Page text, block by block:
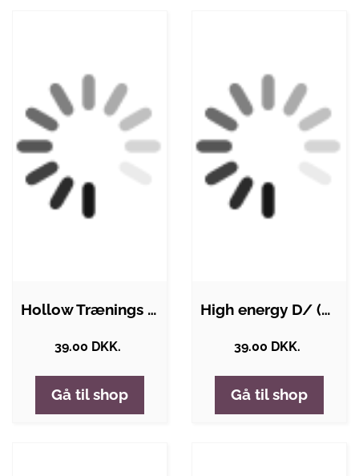
Hollow Trænings bolde 6-Pak
39.00 DKK.
Gå til shop
High energy D/ (LR20) batterier - (2…
39.00 DKK.
Gå til shop